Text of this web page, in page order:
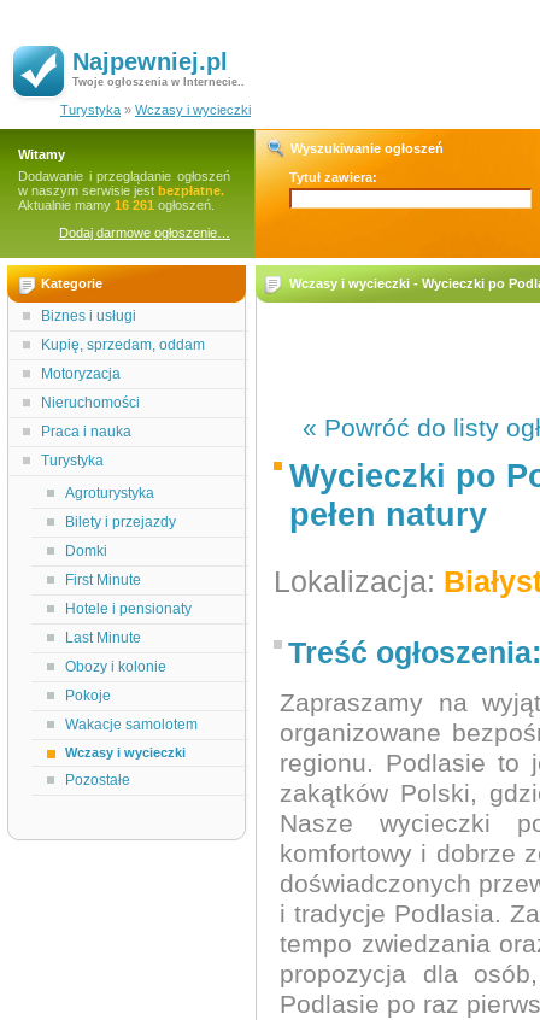
Najpewniej.pl
Twoje ogłoszenia w Internecie..
Turystyka » Wczasy i wycieczki
Witamy
Dodawanie i przeglądanie ogłoszeń
w naszym serwisie jest bezpłatne.
Aktualnie mamy 16 261 ogłoszeń.
Dodaj darmowe ogłoszenie…
Wyszukiwanie ogłoszeń
Tytuł zawiera:
Kategorie
Biznes i usługi
Kupię, sprzedam, oddam
Motoryzacja
Nieruchomości
Praca i nauka
Turystyka
Agroturystyka
Bilety i przejazdy
Domki
First Minute
Hotele i pensionaty
Last Minute
Obozy i kolonie
Pokoje
Wakacje samolotem
Wczasy i wycieczki
Pozostałe
Wczasy i wycieczki - Wycieczki po
« Powróć do listy
Wycieczki po
pełen natury
Lokalizacja:
Treść ogłoszenia:
Zapraszamy na
organizowane
regionu. Podlasie to
zakątków Polski,
Nasze wycieczki
komfortowy i dobrze
doświadczonych
i tradycje Podlasia.
tempo zwiedzania
propozycja dla
Podlasie po raz